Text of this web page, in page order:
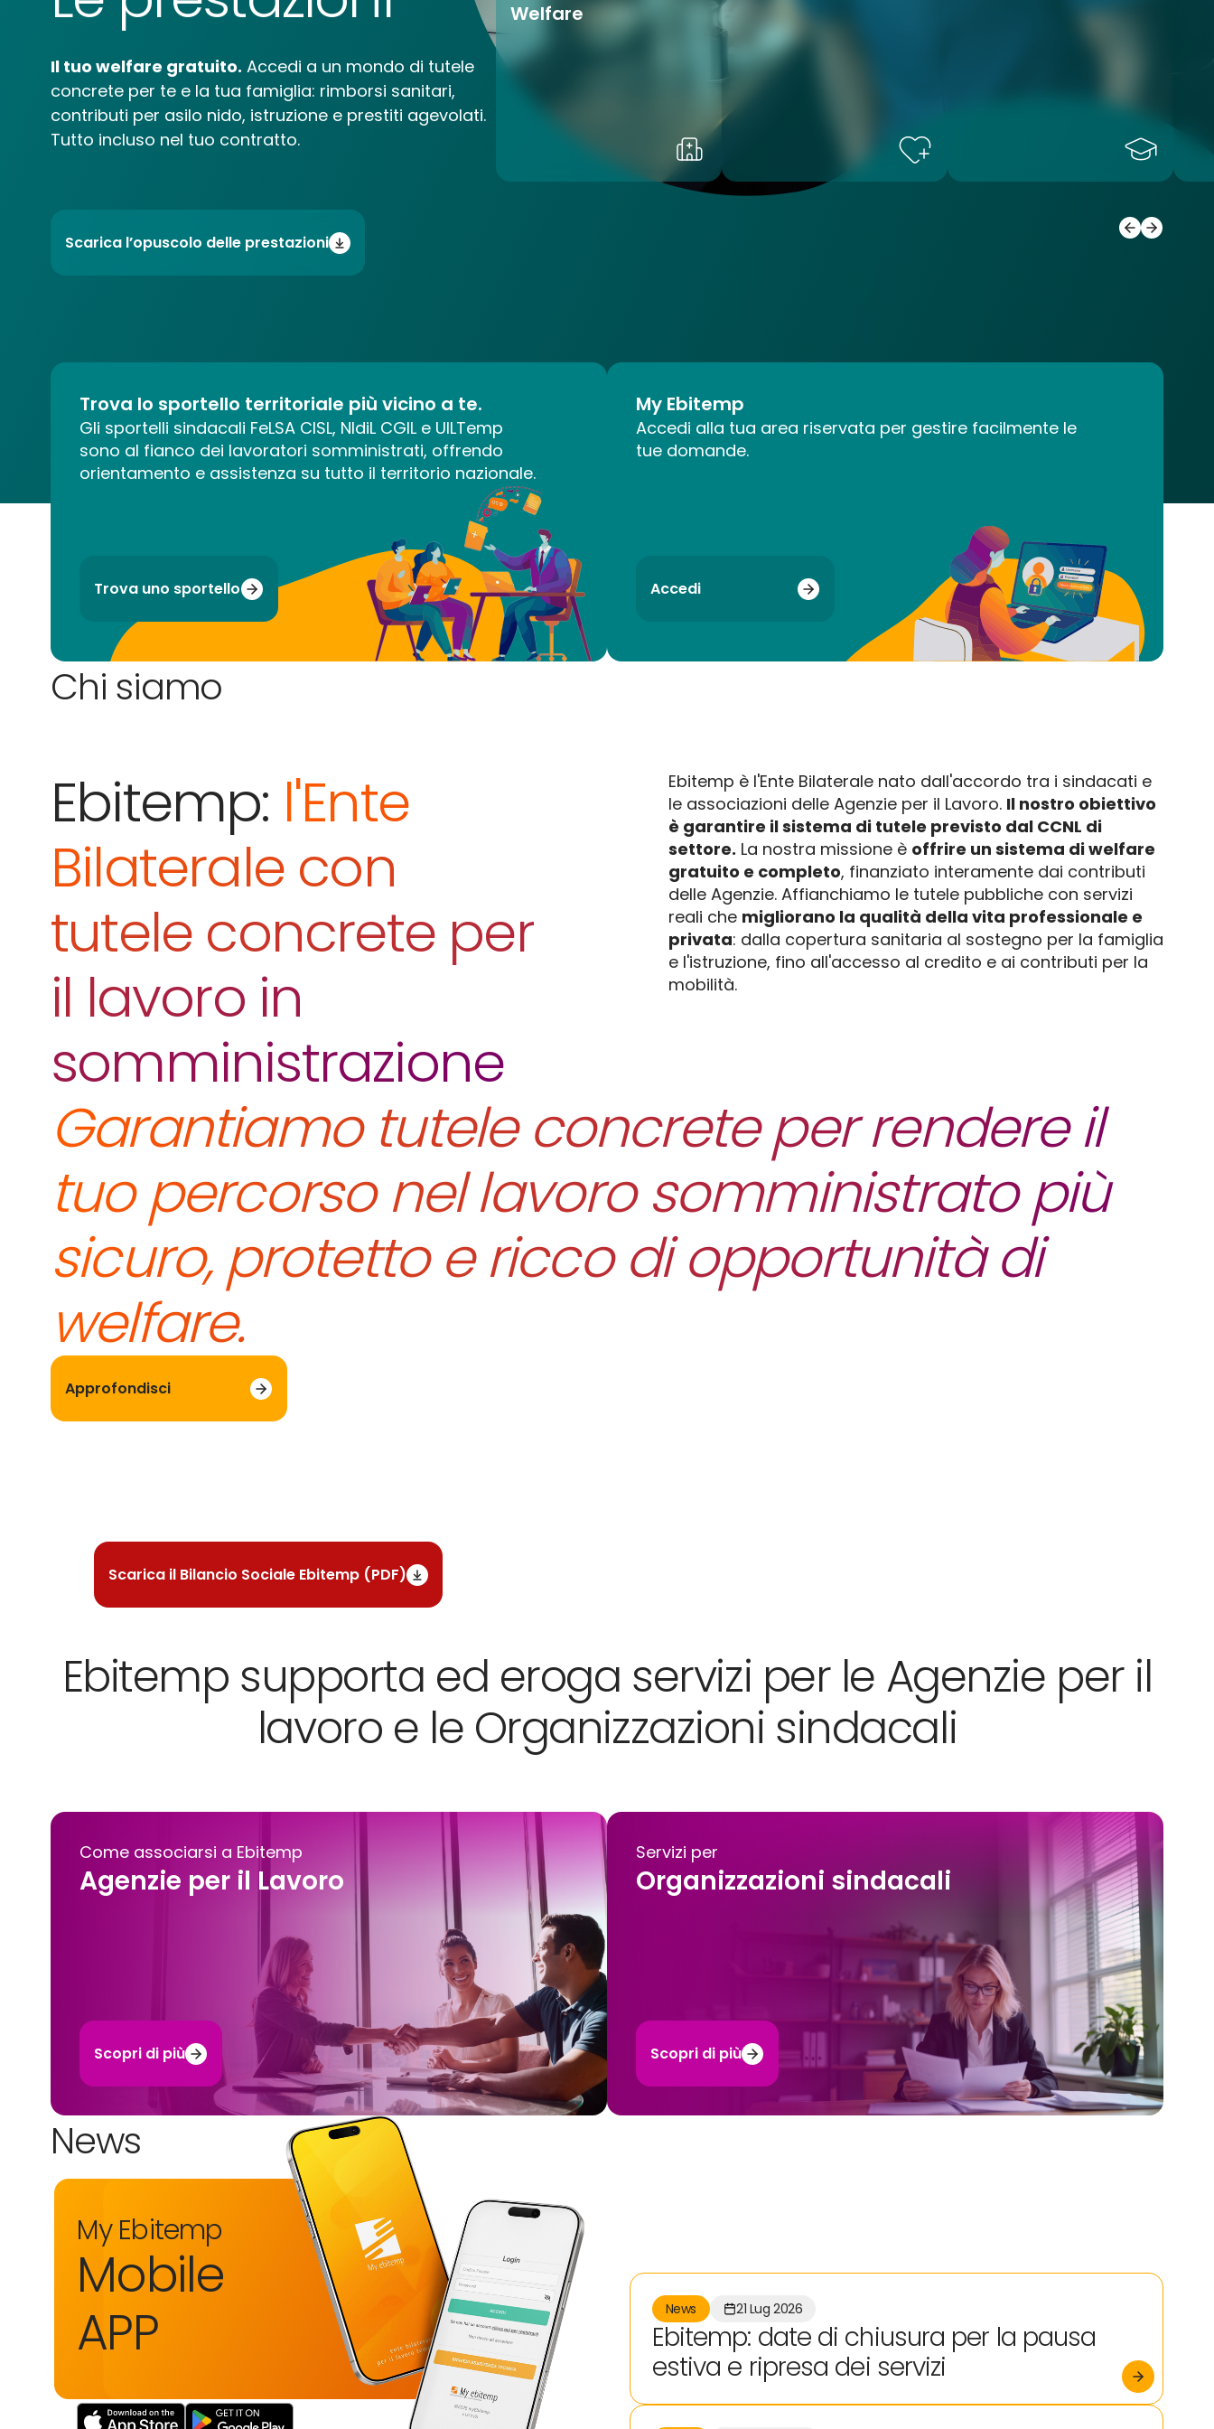
Il tuo welfare gratuito. Accedi a un mondo di tutele
concrete per te e la tua famiglia: rimborsi sanitari,
contributi per asilo nido, istruzione e prestiti agevolati.
Tutto incluso nel tuo contratto.
Scarica l’opuscolo delle prestazioni
Welfare
Trova lo sportello territoriale più vicino a te.
Gli sportelli sindacali FeLSA CISL, NIdiL CGIL e UILTemp
sono al fianco dei lavoratori somministrati, offrendo
orientamento e assistenza su tutto il territorio nazionale.
Trova uno sportello
My Ebitemp
Accedi alla tua area riservata per gestire facilmente le
tue domande.
Accedi
Chi siamo
Ebitemp: l'Ente
Bilaterale con
tutele concrete per
il lavoro in
somministrazione
Ebitemp è l'Ente Bilaterale nato dall'accordo tra i sindacati e
le associazioni delle Agenzie per il Lavoro. Il nostro obiettivo
è garantire il sistema di tutele previsto dal CCNL di
settore. La nostra missione è offrire un sistema di welfare
gratuito e completo, finanziato interamente dai contributi
delle Agenzie. Affianchiamo le tutele pubbliche con servizi
reali che migliorano la qualità della vita professionale e
privata: dalla copertura sanitaria al sostegno per la famiglia
e l'istruzione, fino all'accesso al credito e ai contributi per la
mobilità.
Garantiamo tutele concrete per rendere il
tuo percorso nel lavoro somministrato più
sicuro, protetto e ricco di opportunità di
welfare.
Approfondisci
Scarica il Bilancio Sociale Ebitemp (PDF)
Ebitemp supporta ed eroga servizi per le Agenzie per il
lavoro e le Organizzazioni sindacali
Come associarsi a Ebitemp
Agenzie per il Lavoro
Scopri di più
Servizi per
Organizzazioni sindacali
Scopri di più
News
Mobile
APP
My Ebitemp
News 21 Lug 2026
Ebitemp: date di chiusura per la pausa
estiva e ripresa dei servizi